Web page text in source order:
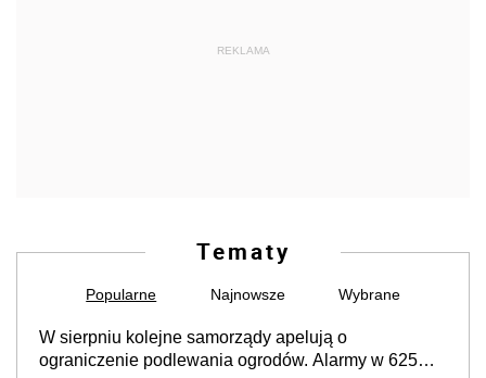
REKLAMA
Tematy
Popularne Najnowsze Wybrane
W sierpniu kolejne samorządy apelują o
ograniczenie podlewania ogrodów. Alarmy w 625